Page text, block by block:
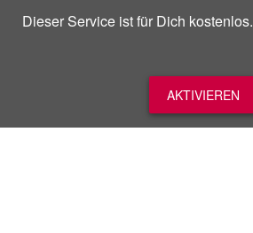
Dieser Service ist für Dich kostenlos.
AKTIVIEREN